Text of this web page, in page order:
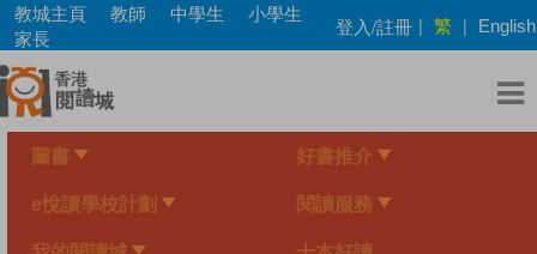
Skip
main
content
教城主頁 教師 中學生
小學生
家長
登入/註冊 | 繁 | English
圖書 好書推介
e悅讀學校計劃 閱讀服務